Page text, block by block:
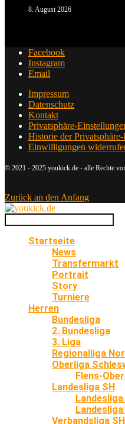
8. August 2026
Facebook
Instagram
Email
Impressum
Datenschutz
Kontakt
Privatsphäre-
Historie der
Einwilligungen
© 2021 - 2025 youkick.de - alle Rechte
Zurück an den Anfang
Startseite
News
Transfermarkt
Portrait
Story
Turniere
Herren
Bundesliga
2. Bundesliga
3. Liga
Regionalliga
Oberliga
Flens-
Landesliga SH
Verbandsliga SH